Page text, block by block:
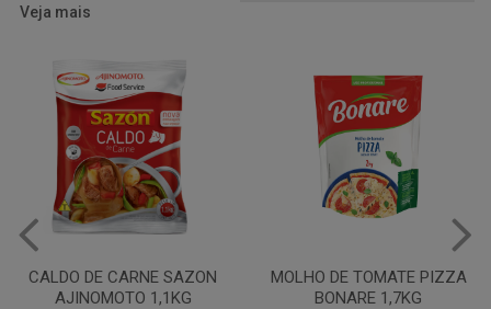
Veja mais
MOLHO DE TOMATE PIZZA
BONARE 1,7KG
MARGARINA USO
PROFISSIONAL 80% CUKIN